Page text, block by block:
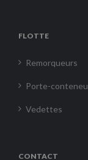
FLOTTE
Remorqueurs
Porte-
Vedettes
CONTACT